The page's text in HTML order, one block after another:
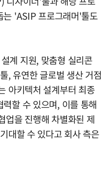
는 'ASIP 프로그래머'툴도
계 지원, 맞춤형 실리콘
, 유연한 글로벌 생산 거점
아키텍처 설계부터 최종
할 수 있으며, 이를 통해
업을 진행해 차별화된 제
대할 수 있다고 회사 측은